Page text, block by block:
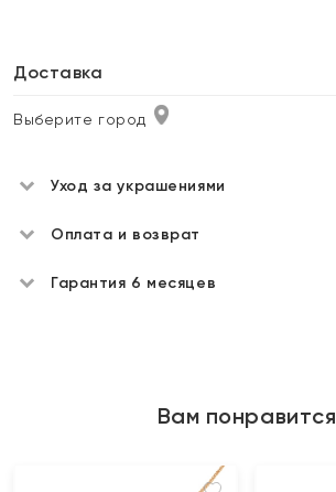
Доставка
Выберите город
Уход за украшениями
Оплата и возврат
Гарантия 6 месяцев
Вам понравится